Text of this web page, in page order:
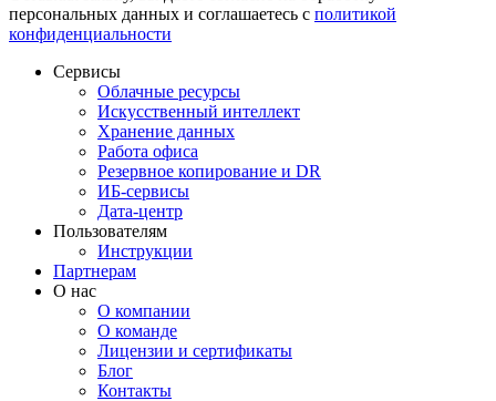
персональных данных и соглашаетесь с политикой
конфиденциальности
Сервисы
Облачные ресурсы
Искусственный интеллект
Хранение данных
Работа офиса
Резервное копирование и DR
ИБ-сервисы
Дата-центр
Пользователям
Инструкции
Партнерам
О нас
О компании
О команде
Лицензии и сертификаты
Блог
Контакты